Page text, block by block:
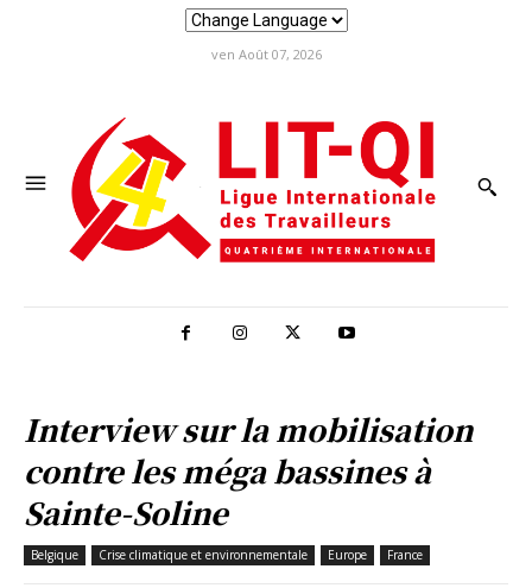
ven Août 07, 2026
Interview sur la mobilisation
contre les méga bassines à
Sainte-Soline
Belgique Crise climatique et environnementale Europe France